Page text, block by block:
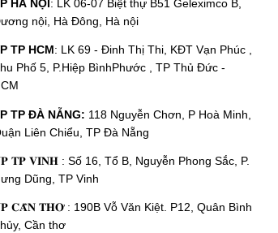
HÀ NỘI: LK 06-07 Biệt thự B51 Geleximco B,
nội, Hà Đông, Hà nội
TP HCM: LK 69 - Đinh Thị Thi, KĐT Vạn Phúc ,
Phố 5, P.Hiệp BìnhPhước , TP Thủ Đức -
TP ĐÀ NẴNG: 118 Nguyễn Chơn, P Hoà Minh,
Liên Chiểu, TP Đà Nẵng
𝐓𝐏 𝐕𝐈𝐍𝐇 : Số 16, Tổ B, Nguyễn Phong Sắc, P.
Dũng, TP Vinh
𝐂𝐀̂̀𝐍 𝐓𝐇𝐎̛ : 190B Vỗ Văn Kiệt. P12, Quân Bình
Cần thơ